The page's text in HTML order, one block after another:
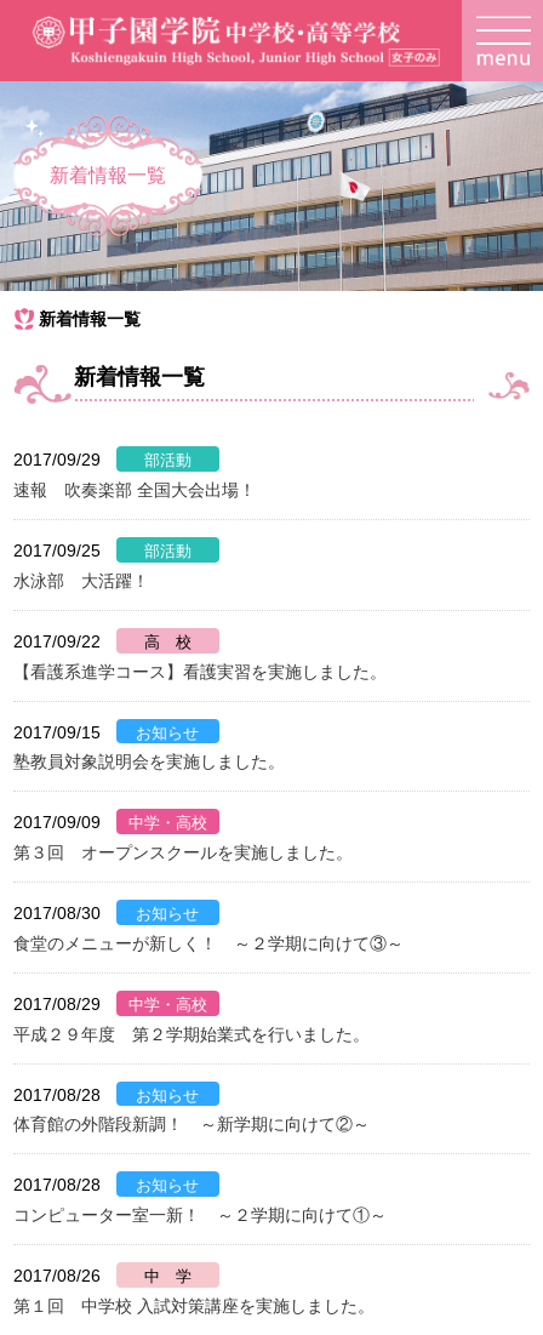
新着情報一覧
新着情報一覧
新着情報一覧
2017/09/29
速報 吹奏楽部 全国大会出場！
2017/09/25
水泳部 大活躍！
2017/09/22
【看護系進学コース】看護実習を実施しました。
2017/09/15
塾教員対象説明会を実施しました。
2017/09/09
第３回 オープンスクールを実施しました。
2017/08/30
食堂のメニューが新しく！ ～２学期に向けて③～
2017/08/29
平成２９年度 第２学期始業式を行いました。
2017/08/28
体育館の外階段新調！ ～新学期に向けて②～
2017/08/28
コンピューター室一新！ ～２学期に向けて①～
2017/08/26
第１回 中学校 入試対策講座を実施しました。